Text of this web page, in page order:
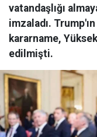
vatandaşlığı
imzaladı.
kararname,
edilmişti.